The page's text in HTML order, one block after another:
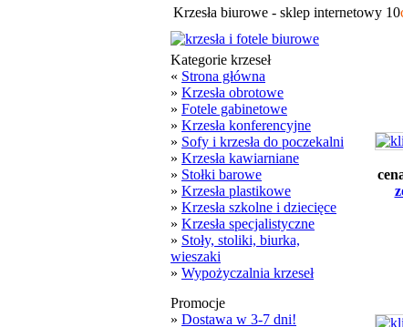
Krzesła biurowe - sklep internetowy 10
Kategorie krzeseł
« Strona główna
» Krzesła obrotowe
» Fotele gabinetowe
» Krzesła konferencyjne
» Sofy i krzesła do poczekalni
» Krzesła kawiarniane
» Stołki barowe
» Krzesła plastikowe
» Krzesła szkolne i dziecięce
» Krzesła specjalistyczne
» Stoły, stoliki, biurka,
wieszaki
» Wypożyczalnia krzeseł
Promocje
» Dostawa w 3-7 dni!